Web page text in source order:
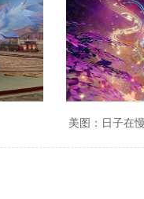
美图：日子在